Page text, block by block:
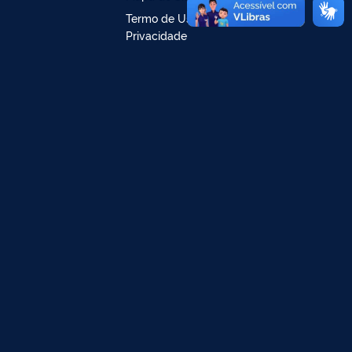
Termo de Uso e Aviso de
Privacidade